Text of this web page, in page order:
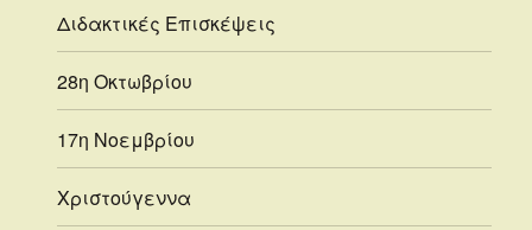
Διδακτικές Επισκέψεις
28η Οκτωβρίου
17η Νοεμβρίου
Χριστούγεννα